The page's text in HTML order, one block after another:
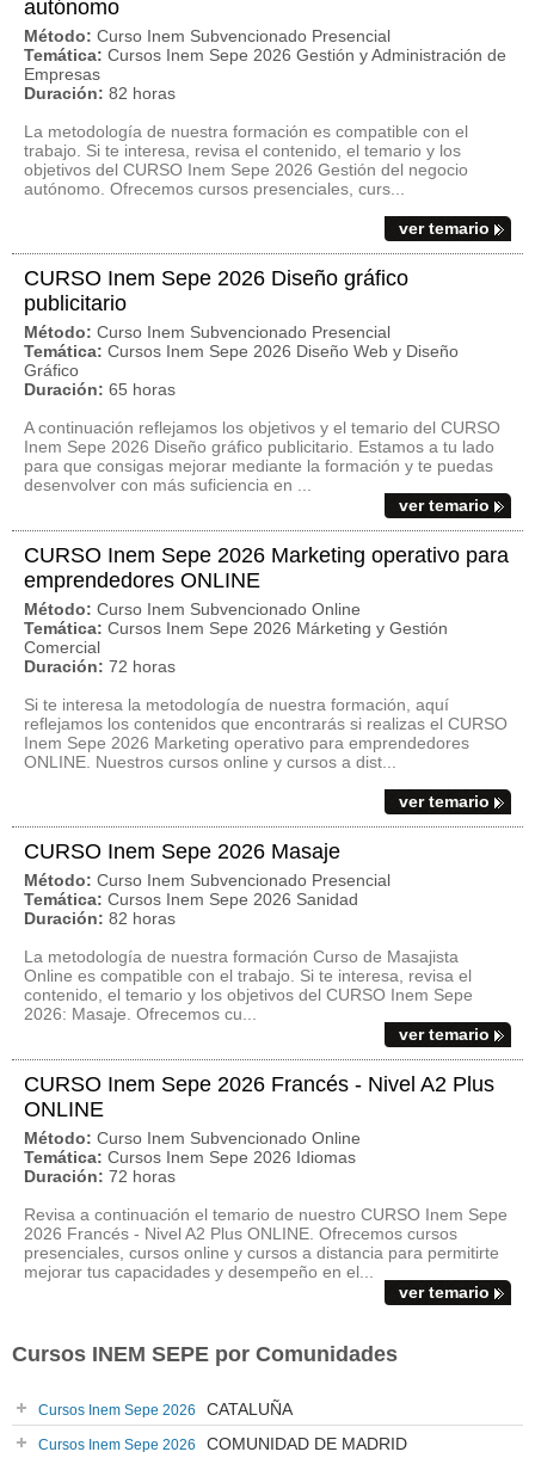
autónomo
Método: Curso Inem Subvencionado Presencial
Temática: Cursos Inem Sepe 2026 Gestión y Administración de
Empresas
Duración: 82 horas
La metodología de nuestra formación es compatible con el
trabajo. Si te interesa, revisa el contenido, el temario y los
objetivos del CURSO Inem Sepe 2026 Gestión del negocio
autónomo. Ofrecemos cursos presenciales, curs...
ver temario
CURSO Inem Sepe 2026 Diseño gráfico
publicitario
Método: Curso Inem Subvencionado Presencial
Temática: Cursos Inem Sepe 2026 Diseño Web y Diseño
Gráfico
Duración: 65 horas
A continuación reflejamos los objetivos y el temario del CURSO
Inem Sepe 2026 Diseño gráfico publicitario. Estamos a tu lado
para que consigas mejorar mediante la formación y te puedas
desenvolver con más suficiencia en ...
ver temario
CURSO Inem Sepe 2026 Marketing operativo para
emprendedores ONLINE
Método: Curso Inem Subvencionado Online
Temática: Cursos Inem Sepe 2026 Márketing y Gestión
Comercial
Duración: 72 horas
Si te interesa la metodología de nuestra formación, aquí
reflejamos los contenidos que encontrarás si realizas el CURSO
Inem Sepe 2026 Marketing operativo para emprendedores
ONLINE. Nuestros cursos online y cursos a dist...
ver temario
CURSO Inem Sepe 2026 Masaje
Método: Curso Inem Subvencionado Presencial
Temática: Cursos Inem Sepe 2026 Sanidad
Duración: 82 horas
La metodología de nuestra formación Curso de Masajista
Online es compatible con el trabajo. Si te interesa, revisa el
contenido, el temario y los objetivos del CURSO Inem Sepe
2026: Masaje. Ofrecemos cu...
ver temario
CURSO Inem Sepe 2026 Francés - Nivel A2 Plus
ONLINE
Método: Curso Inem Subvencionado Online
Temática: Cursos Inem Sepe 2026 Idiomas
Duración: 72 horas
Revisa a continuación el temario de nuestro CURSO Inem Sepe
2026 Francés - Nivel A2 Plus ONLINE. Ofrecemos cursos
presenciales, cursos online y cursos a distancia para permitirte
mejorar tus capacidades y desempeño en el...
ver temario
Cursos INEM SEPE por Comunidades
Cursos Inem Sepe 2026 CATALUÑA
Cursos Inem Sepe 2026 COMUNIDAD DE MADRID